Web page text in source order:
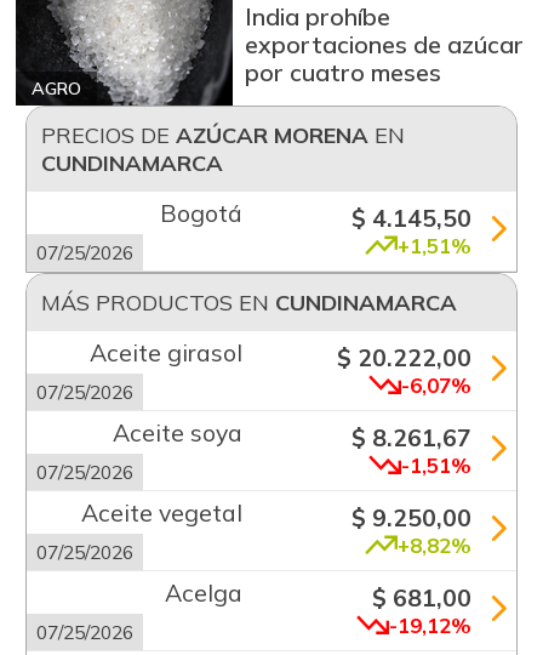
AGRO
India prohíbe
exportaciones de azúcar
por cuatro meses
PRECIOS DE AZÚCAR MORENAEN
CUNDINAMARCA
Bogotá
07/25/2026
$ 4.145,50
+1,51%
MÁS PRODUCTOS EN CUNDINAMARCA
Aceite girasol
07/25/2026
$ 20.222,00
-6,07%
Aceite soya
07/25/2026
$ 8.261,67
-1,51%
Aceite vegetal
07/25/2026
$ 9.250,00
+8,82%
Acelga
07/25/2026
$ 681,00
-19,12%